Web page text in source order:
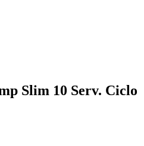
Slim 10 Serv. Ciclo